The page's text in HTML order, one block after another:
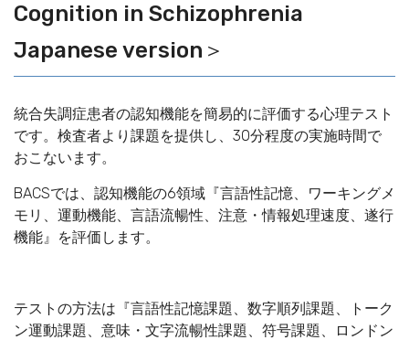
Cognition in Schizophrenia
Japanese version＞
統合失調症患者の認知機能を簡易的に評価する心理テスト
です。検査者より課題を提供し、30分程度の実施時間で
おこないます。
BACSでは、認知機能の6領域『言語性記憶、ワーキングメ
モリ、運動機能、言語流暢性、注意・情報処理速度、遂行
機能』を評価します。
テストの方法は『言語性記憶課題、数字順列課題、トーク
ン運動課題、意味・文字流暢性課題、符号課題、ロンドン